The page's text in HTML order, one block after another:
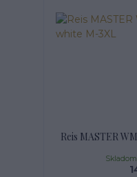
Reis MASTER